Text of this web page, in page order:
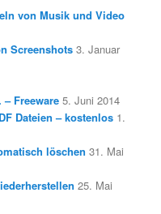
von Musik und Video
Screenshots 3. Januar
Freeware 5. Juni 2014
Dateien – kostenlos 1.
löschen 31. Mai
25. Mai